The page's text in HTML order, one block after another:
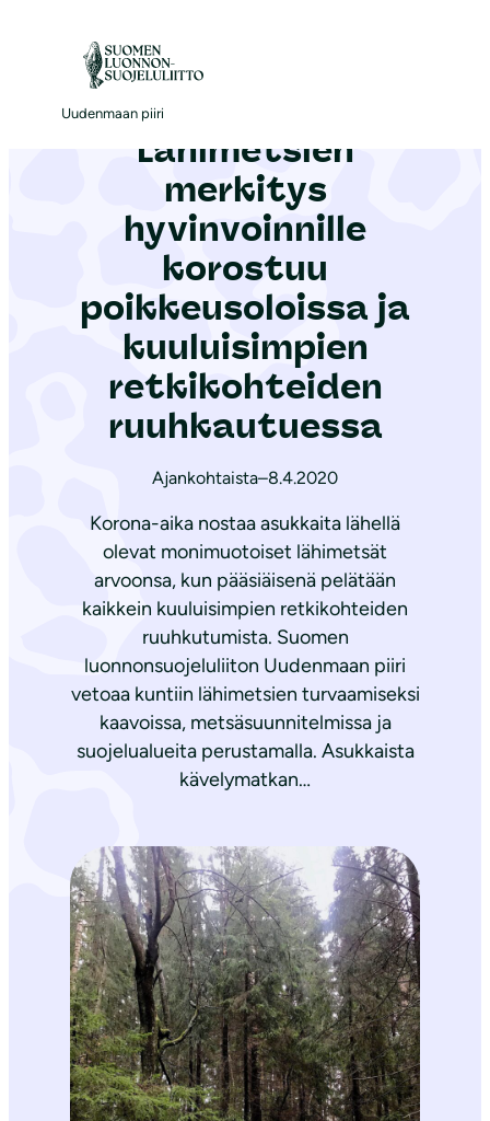
Uudenmaan piiri
Etusivu|Ajankohtaista
Lähimetsien
merkitys
hyvinvoinnille
korostuu
poikkeusoloissa ja
kuuluisimpien
retkikohteiden
ruuhkautuessa
Ajankohtaista–8.4.2020
Korona-aika nostaa asukkaita lähellä
olevat monimuotoiset lähimetsät
arvoonsa, kun pääsiäisenä pelätään
kaikkein kuuluisimpien retkikohteiden
ruuhkutumista. Suomen
luonnonsuojeluliiton Uudenmaan piiri
vetoaa kuntiin lähimetsien turvaamiseksi
kaavoissa, metsäsuunnitelmissa ja
suojelualueita perustamalla. Asukkaista
kävelymatkan…